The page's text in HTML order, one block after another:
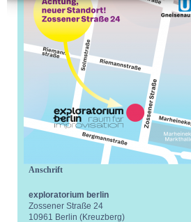
Anschrift
exploratorium berlin
Zossener Straße 24
10961 Berlin (Kreuzberg)